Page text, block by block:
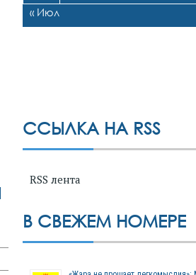
« Июл
ССЫЛКА НА RSS
RSS лента
В СВЕЖЕМ НОМЕРЕ